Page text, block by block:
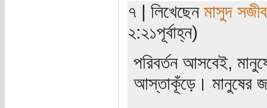
৭ | লিখেছেন মাসুদ সজীব
২:২১পূর্বাহ্ন)
পরিবর্তন আসবেই,
আস্তাকূঁড়ে। মানুষের